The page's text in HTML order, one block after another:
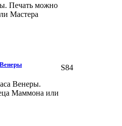
Печать можно
Мастера
Венеры.
Маммона или
S84